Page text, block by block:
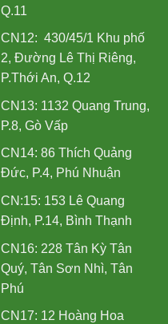
Q.11
CN12: 430/45/1 Khu phố
2, Đường Lê Thị Riêng,
P.Thới An, Q.12
CN13: 1132 Quang Trung,
P.8, Gò Vấp
CN14: 86 Thích Quảng
Đức, P.4, Phú Nhuận
CN:15: 153 Lê Quang
Định, P.14, Bình Thạnh
CN16: 228 Tân Kỳ Tân
Quý, Tân Sơn Nhì, Tân
Phú
CN17: 12 Hoàng Hoa